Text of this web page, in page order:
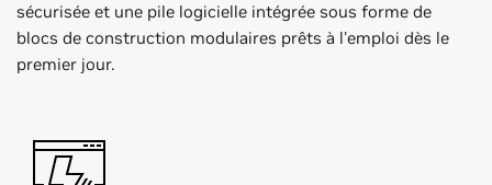
sécurisée et une pile logicielle intégrée sous forme de
blocs de construction modulaires prêts à l'emploi dès le
premier jour.